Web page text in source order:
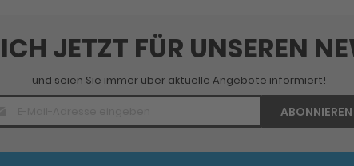
JETZT FÜR UNSEREN
und seien Sie immer über aktuelle Angebote informiert!
E-
Adresse
ABONNIEREN